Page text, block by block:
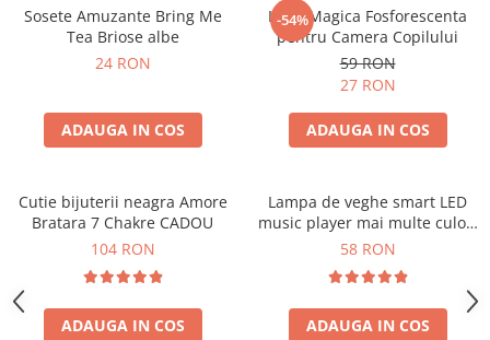
Sosete Amuzante Bring Me
Tea Briose albe
24 RON
ADAUGA IN COS
-54%
Luna Magica Fosforescenta
pentru Camera Copilului
59 RON
27 RON
ADAUGA IN COS
Cutie bijuterii neagra Amore
Bratara 7 Chakre CADOU
104 RON
ADAUGA IN COS
Lampa de veghe smart LED
music player mai multe culori
touch control handsfree
58 RON
ADAUGA IN COS